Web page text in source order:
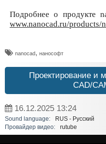
Подробнее о продукте
www.nanocad.ru/products/
nanocad, нанософт
Проектирование и
CAD/
16.12.2025 13:24
Sound language:
RUS - Русский
Провайдер видео:
rutube